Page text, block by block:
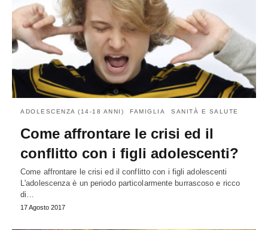
ADOLESCENZA (14-18 ANNI) FAMIGLIA SANITÀ E SALUTE
Come affrontare le crisi ed il
conflitto con i figli adolescenti?
Come affrontare le crisi ed il conflitto con i figli adolescenti
L'adolescenza è un periodo particolarmente burrascoso e ricco
di…
17 Agosto 2017